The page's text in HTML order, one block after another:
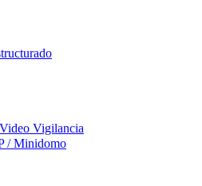
Vigilancia
/ Minidomo